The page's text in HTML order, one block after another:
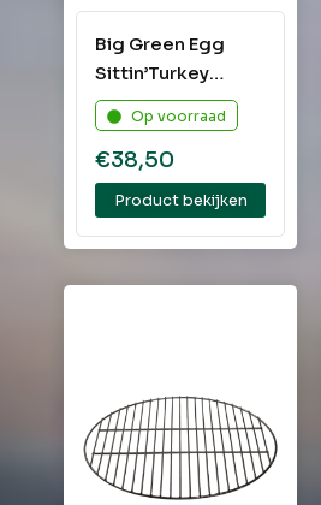
Big Green Egg
Sittin’Turkey
Ceramic Roaster
Op voorraad
€38,50
Product bekijken